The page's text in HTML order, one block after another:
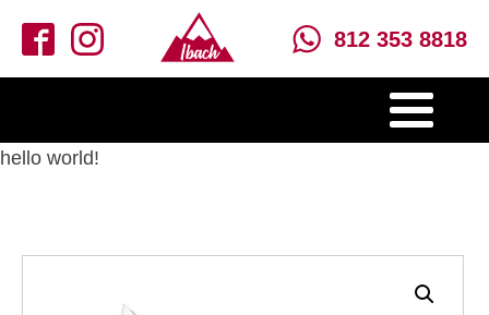
812 353 8818
hello world!